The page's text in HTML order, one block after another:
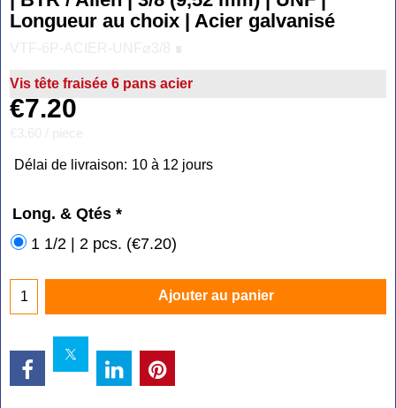
Longueur au choix | Acier galvanisé
Vis tête fraisée 6 pans acier
€7.20
Délai de livraison: 10 à 12 jours
Long. & Qtés *
1 1/2 | 2 pcs. (€7.20)
Ajouter au panier